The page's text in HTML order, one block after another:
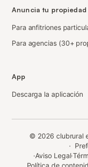
Anuncia tu propiedad
Para anfitriones
Para agencias (30+
App
Descarga la aplicación
© 2026 clubrural
·
·Aviso Legal·
Política de